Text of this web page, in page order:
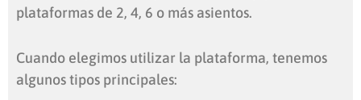
plataformas de 2, 4, 6 o más asientos.
Cuando elegimos utilizar la plataforma, tenemos
algunos tipos principales: